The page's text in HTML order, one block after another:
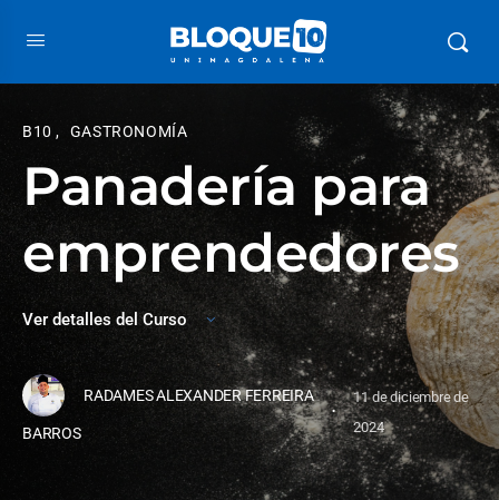
B10, GASTRONOMÍA
Panadería para
emprendedores
Ver detalles del Curso
RADAMES ALEXANDER FERREIRA
BARROS
·
11 de diciembre de
2024